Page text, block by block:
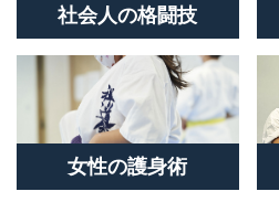
社会人の格闘技
女性の護身術